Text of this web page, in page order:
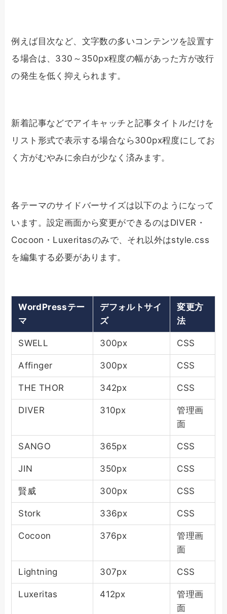
例えば目次など、文字数の多いコンテンツを設置す
る場合は、330～350px程度の幅があった方が改行
の発生を低く抑えられます。
新着記事などでアイキャッチと記事タイトルだけを
リスト形式で表示する場合なら300px程度にしてお
く方がむやみに余白が少なく済みます。
各テーマのサイドバーサイズは以下のようになって
います。設定画面から変更ができるのはDIVER・
Cocoon・Luxeritasのみで、それ以外はstyle.css
を編集する必要があります。
WordPressテー
マ
デフォルトサイ
ズ
変更方
法
SWELL 300px CSS
Affinger 300px CSS
THE THOR 342px CSS
DIVER 310px
管理画
面
SANGO 365px CSS
JIN 350px CSS
賢威 300px CSS
Stork 336px CSS
Cocoon 376px
管理画
面
Lightning 307px CSS
Luxeritas 412px
管理画
面